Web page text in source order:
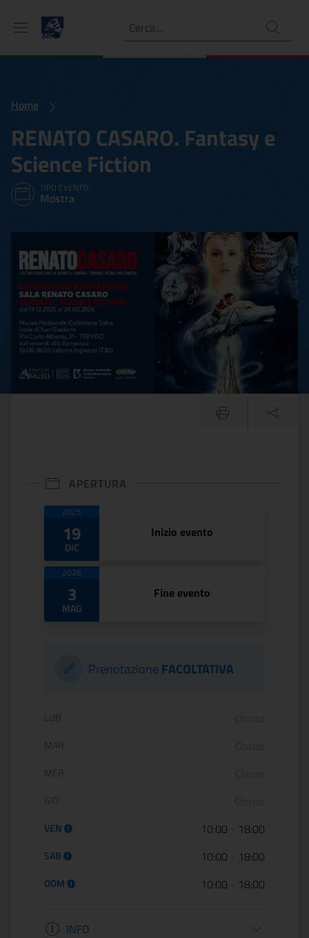
Ricerca
Home
RENATO CASARO. Fantasy e
Science Fiction
TIPO EVENTO:
Mostra
RENATO CASARO.
APERTURA
Date di apertura
2025
19
DIC
Inizio evento
2026
3
MAG
Fine evento
Prenotazione FACOLTATIVA
Orario di apertura:
LUN
MAR
MER
GIO
VEN 10:00 18:00
SAB 10:00 18:00
DOM 10:00 18:00
Informazioni apertura
INFO